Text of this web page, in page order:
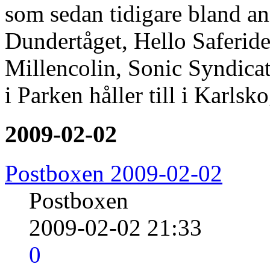
som sedan tidigare bland
Dundertåget, Hello
Millencolin, Sonic
i Parken håller till i
2009-02-02
Postboxen 2009-02-02
Postboxen
2009-02-02 21:33
0